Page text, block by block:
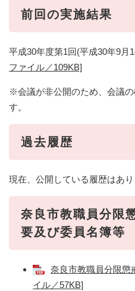
前回の実施結果
平成30年度第1回(平成30年9月
ファイル／109KB]
※会議が非公開のため、会議
す。
過去履歴
現在、公開している履歴はあり
奈良市教職員分限
要及び委員名簿等
奈良市教職員分限懲
イル／57KB]